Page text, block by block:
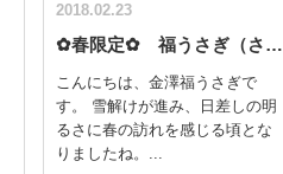
2018.02.23
✿春限定✿ 福うさぎ（さ…
こんにちは、金澤福うさぎで
す。 雪解けが進み、日差しの明
るさに春の訪れを感じる頃とな
りましたね。...